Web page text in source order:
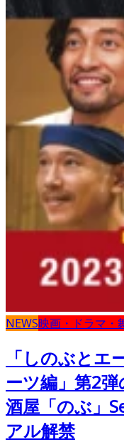
NEWS映画・ドラマ・
「しのぶとエ
ーツ編」第2
酒屋「のぶ」
アル解禁